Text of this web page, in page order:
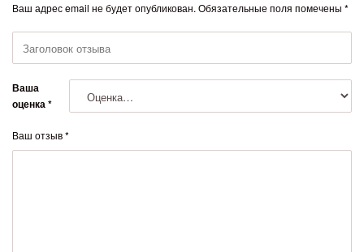
Ваш адрес email не будет опубликован. Обязательные поля помечены *
Ваша
оценка*
Ваш отзыв*